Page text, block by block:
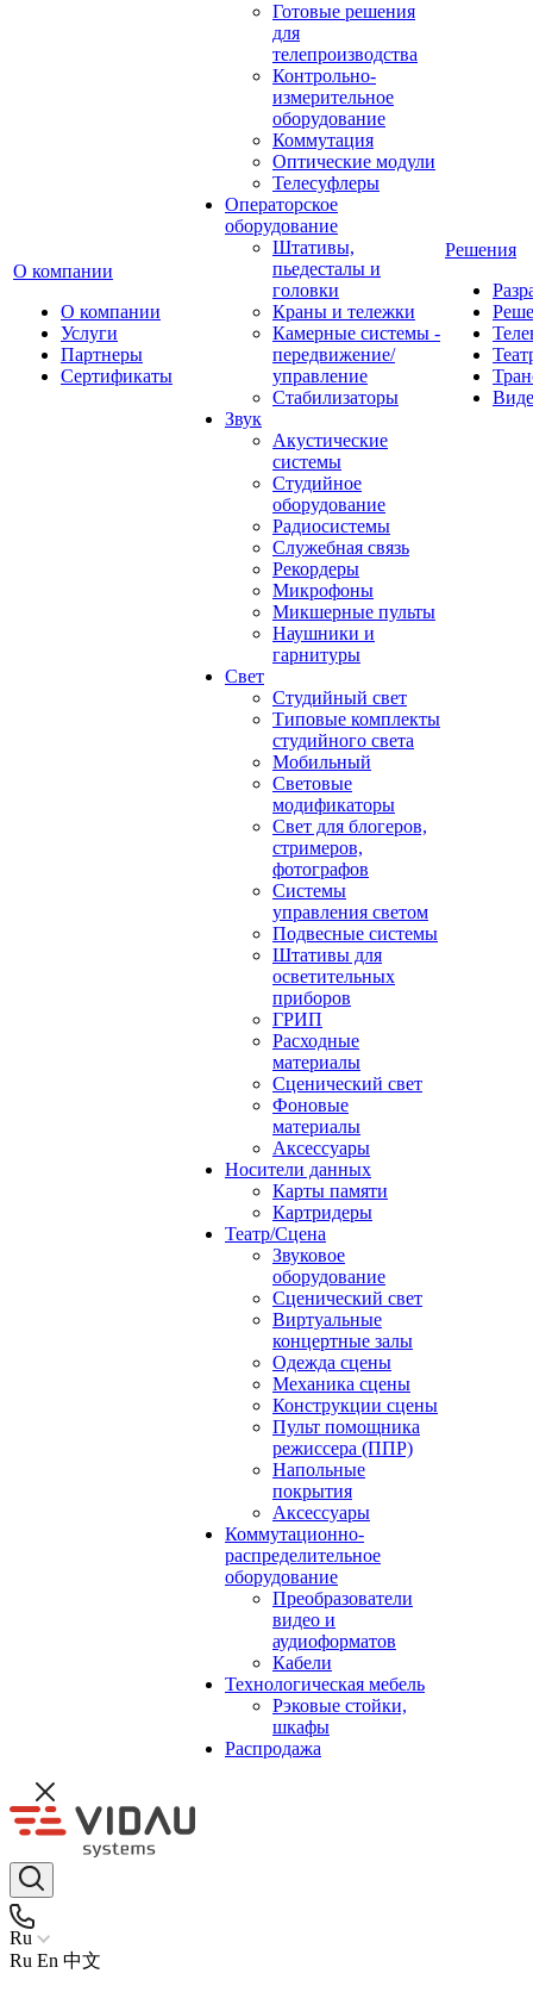
О компании
О компании
Услуги
Партнеры
Сертификаты
Готовые решения
для
телепроизводства
Контрольно-
измерительное
оборудование
Коммутация
Оптические модули
Телесуфлеры
Операторское
оборудование
Штативы,
пьедесталы и
головки
Краны и тележки
Камерные системы -
передвижение/
управление
Стабилизаторы
Звук
Акустические
системы
Студийное
оборудование
Радиосистемы
Служебная связь
Рекордеры
Микрофоны
Микшерные пульты
Наушники и
гарнитуры
Свет
Студийный свет
Типовые комплекты
студийного света
Мобильный
Световые
модификаторы
Свет для блогеров,
стримеров,
фотографов
Системы
управления светом
Подвесные системы
Штативы для
осветительных
приборов
ГРИП
Расходные
материалы
Сценический свет
Фоновые
материалы
Аксессуары
Носители данных
Карты памяти
Картридеры
Театр/Сцена
Звуковое
оборудование
Сценический свет
Виртуальные
концертные залы
Одежда сцены
Механика сцены
Конструкции сцены
Пульт помощника
режиссера (ППР)
Напольные
покрытия
Аксессуары
Коммутационно-
распределительное
оборудование
Преобразователи
видео и
аудиоформатов
Кабели
Технологическая мебель
Рэковые стойки,
шкафы
Распродажа
Решения
Ru
Ru En 中文